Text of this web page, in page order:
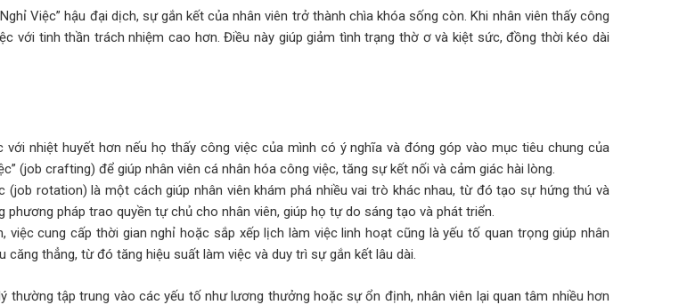
Việc” hậu đại dịch, sự gắn kết của nhân viên trở thành chìa khóa sống còn. Khi nhân viên thấy công
với tinh thần trách nhiệm cao hơn. Điều này giúp giảm tình trạng thờ ơ và kiệt sức, đồng thời kéo dài
với nhiệt huyết hơn nếu họ thấy công việc của mình có ý nghĩa và đóng góp vào mục tiêu chung của
(job crafting) để giúp nhân viên cá nhân hóa công việc, tăng sự kết nối và cảm giác hài lòng.
(job rotation) là một cách giúp nhân viên khám phá nhiều vai trò khác nhau, từ đó tạo sự hứng thú và
pháp trao quyền tự chủ cho nhân viên, giúp họ tự do sáng tạo và phát triển.
việc cung cấp thời gian nghỉ hoặc sắp xếp lịch làm việc linh hoạt cũng là yếu tố quan trọng giúp nhân
thẳng, từ đó tăng hiệu suất làm việc và duy trì sự gắn kết lâu dài.
thường tập trung vào các yếu tố như lương thưởng hoặc sự ổn định, nhân viên lại quan tâm nhiều hơn